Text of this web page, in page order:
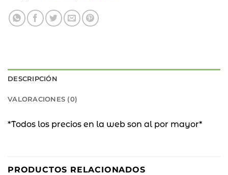
DESCRIPCIÓN
VALORACIONES (0)
*Todos los precios en la web son al por mayor*
PRODUCTOS RELACIONADOS
OFF